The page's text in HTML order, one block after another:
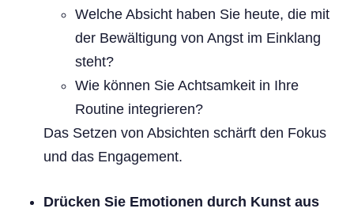
Welche Absicht haben Sie heute, die mit
der Bewältigung von Angst im Einklang
steht?
Wie können Sie Achtsamkeit in Ihre
Routine integrieren?
Das Setzen von Absichten schärft den Fokus
und das Engagement.
Drücken Sie Emotionen durch Kunst aus